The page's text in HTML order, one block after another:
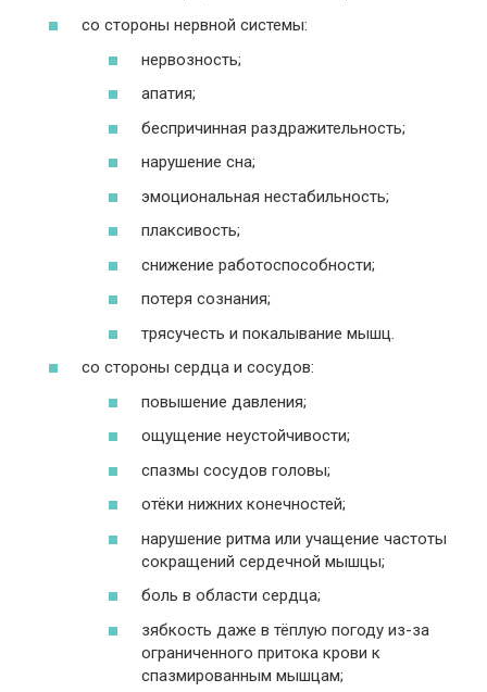
со стороны нервной системы:
нервозность;
апатия;
беспричинная раздражительность;
нарушение сна;
эмоциональная нестабильность;
плаксивость;
снижение работоспособности;
потеря сознания;
трясучесть и покалывание мышц.
со стороны сердца и сосудов:
повышение давления;
ощущение неустойчивости;
спазмы сосудов головы;
отёки нижних конечностей;
нарушение ритма или учащение частоты
сокращений сердечной мышцы;
боль в области сердца;
зябкость даже в тёплую погоду из-за
ограниченного притока крови к
спазмированным мышцам;